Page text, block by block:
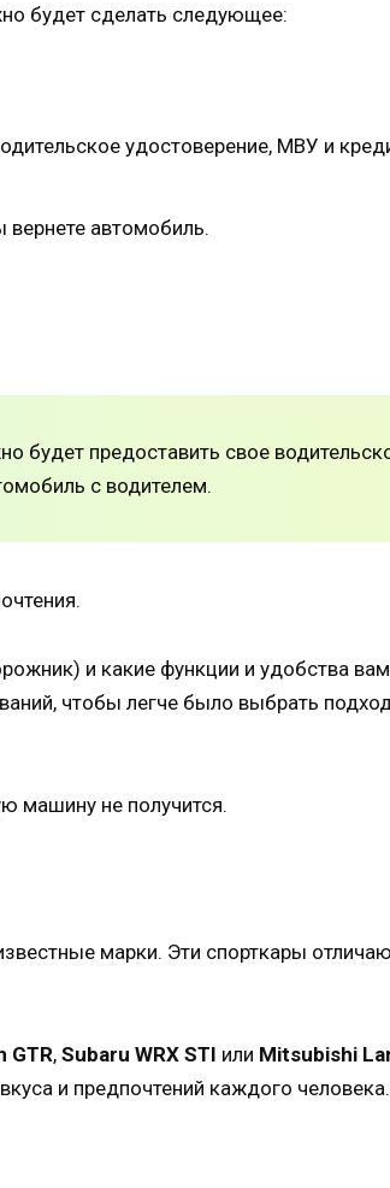
будет сделать следующее:
удостоверение, МВУ и
автомобиль.
будет предоставить свое
с водителем.
и какие функции и удобства
чтобы легче было выбрать
машину не получится.
марки. Эти спорткары
GTR, Subaru WRX STI или Mitsubishi
и предпочтений каждого человека.